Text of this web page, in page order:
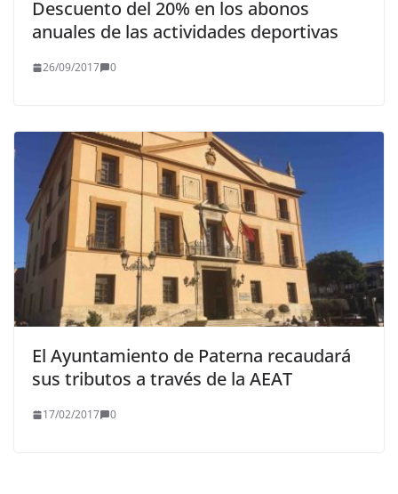
Descuento del 20% en los abonos
anuales de las actividades deportivas
26/09/2017 0
El Ayuntamiento de Paterna recaudará
sus tributos a través de la AEAT
17/02/2017 0